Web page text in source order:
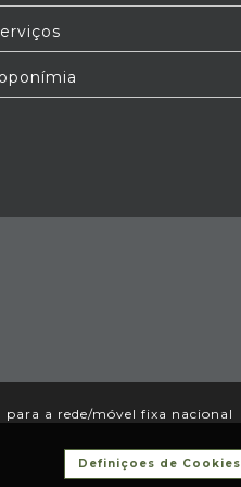
para a rede/móvel fixa nacional
Definiçoes de Cookies